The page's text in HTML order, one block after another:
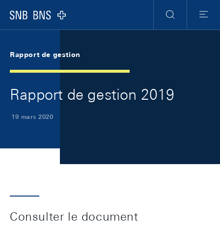
Logo
RechercheMenu
Rapport de gestion
Rapport de gestion 2019
19 mars 2020
Consulter le document